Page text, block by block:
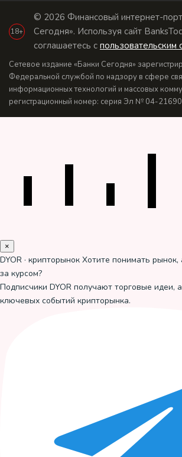
18+
© 2026 Финансовый интернет-
Сегодня». Используя сайт
соглашаетесь с пользовательским
Сетевое издание «Банки Сегодня»
Федеральной службой по надзору в сфере
информационных технологий и массовых
регистрационный номер: серия Эл № 04-
×
DYOR · крипторынок Хотите понимать рынок,
за курсом?
Подписчики DYOR получают торговые идеи,
ключевых событий крипторынка.